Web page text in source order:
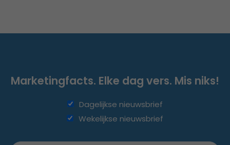
Marketingfacts. Elke dag vers. Mis niks!
Dagelijkse nieuwsbrief
Wekelijkse nieuwsbrief